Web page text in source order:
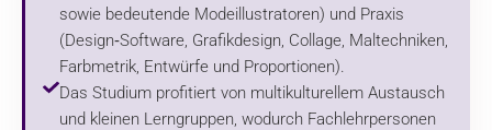
sowie bedeutende Modeillustratoren) und Praxis
(Design‑Software, Grafikdesign, Collage, Maltechniken,
Farbmetrik, Entwürfe und Proportionen).
Das Studium profitiert von multikulturellem Austausch
und kleinen Lerngruppen, wodurch Fachlehrpersonen